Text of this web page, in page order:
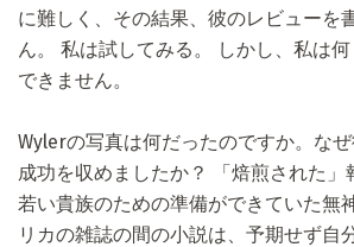
に難しく、その結果、彼のレビューを
ん。 私は試してみる。 しかし、私は
できません。
Wylerの写真は何だったのですか。な
成功を収めましたか？ 「焙煎された」
若い貴族のための準備ができていた無
リカの雑誌の間の小説は、予期せず自